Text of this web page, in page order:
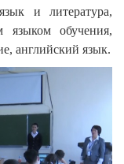
и литература,
языком обучения,
английский язык.